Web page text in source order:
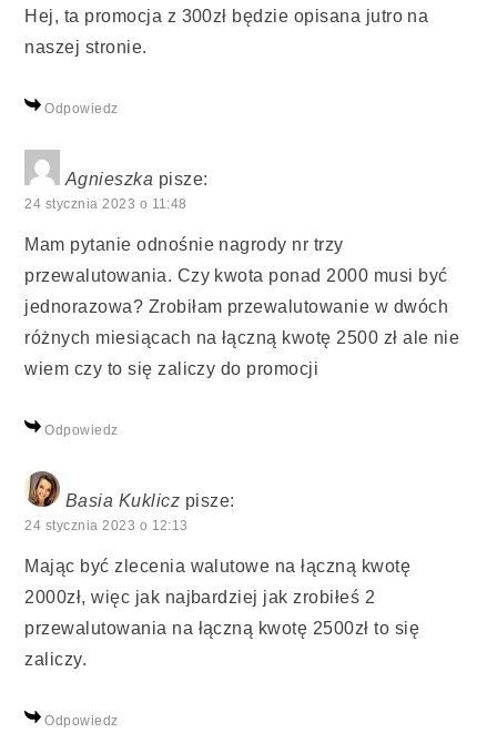
Hej, ta promocja z 300zł będzie opisana jutro na
naszej stronie.
Odpowiedz
Agnieszka pisze:
24 stycznia 2023 o 11:48
Mam pytanie odnośnie nagrody nr trzy
przewalutowania. Czy kwota ponad 2000 musi być
jednorazowa? Zrobiłam przewalutowanie w dwóch
różnych miesiącach na łączną kwotę 2500 zł ale nie
wiem czy to się zaliczy do promocji
Odpowiedz
Basia Kuklicz pisze:
24 stycznia 2023 o 12:13
Mając być zlecenia walutowe na łączną kwotę
2000zł, więc jak najbardziej jak zrobiłeś 2
przewalutowania na łączną kwotę 2500zł to się
zaliczy.
Odpowiedz